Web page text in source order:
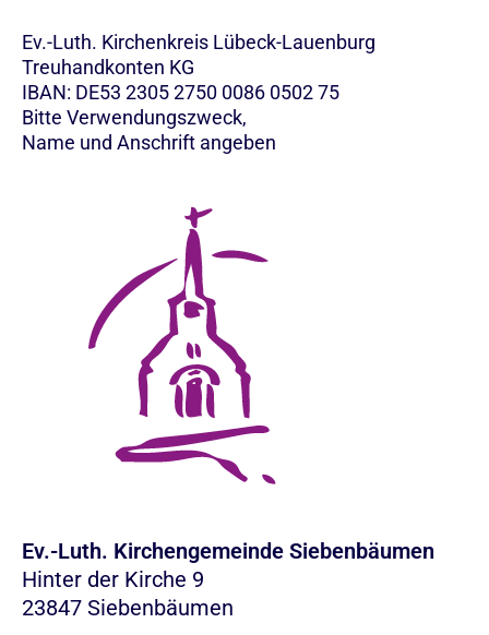
Ev.-Luth. Kirchenkreis Lübeck-Lauenburg
Treuhandkonten KG
IBAN: DE53 2305 2750 0086 0502 75
Bitte Verwendungszweck,
Name und Anschrift angeben
Ev.-Luth. Kirchengemeinde Siebenbäumen
Hinter der Kirche 9
23847 Siebenbäumen